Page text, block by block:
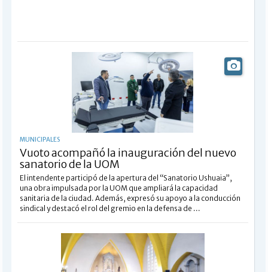
MUNICIPALES
Vuoto acompañó la inauguración del nuevo
sanatorio de la UOM
El intendente participó de la apertura del “Sanatorio Ushuaia”,
una obra impulsada por la UOM que ampliará la capacidad
sanitaria de la ciudad. Además, expresó su apoyo a la conducción
sindical y destacó el rol del gremio en la defensa de ...